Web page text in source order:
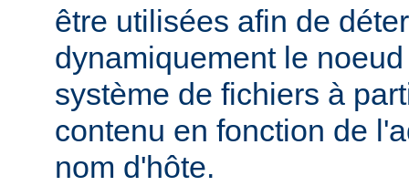
être utilisées afin de
dynamiquement le
système de fichiers à
contenu en fonction de
nom d'hôte.